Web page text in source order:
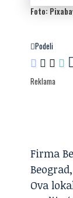
Foto:
Podeli
Reklama
Firma
Ova